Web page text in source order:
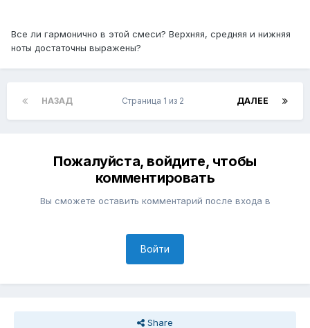
Все ли гармонично в этой смеси? Верхняя, средняя и нижняя
ноты достаточны выражены?
НАЗАД ДАЛЕЕ
Страница 1 из 2
Пожалуйста, войдите, чтобы
комментировать
Вы сможете оставить комментарий после входа в
Войти
Share